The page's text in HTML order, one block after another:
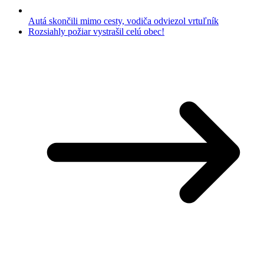
Autá skončili mimo cesty, vodiča odviezol vrtuľník
Rozsiahly požiar vystrašil celú obec!